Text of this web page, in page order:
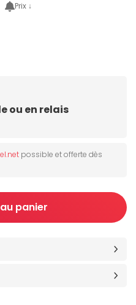
Prix ↓
ou en relais
possible et offerte dès
panier